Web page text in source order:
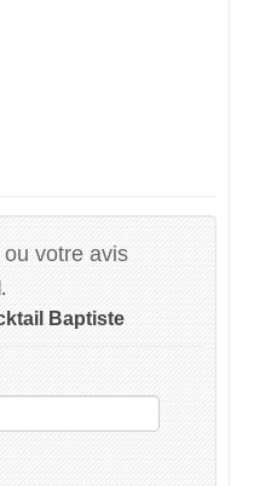
votre avis
.
Baptiste